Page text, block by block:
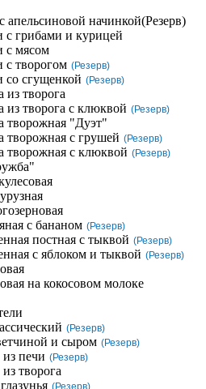
апельсиновой начинкой(Резерв)
с грибами и курицей
с мясом
с творогом (Резерв)
со сгущенкой (Резерв)
из творога
из творога с клюквой (Резерв)
творожная "Дуэт"
творожная с грушей (Резерв)
творожная с клюквой (Резерв)
с бананом (Резерв)
постная с тыквой (Резерв)
с яблоком и тыквой (Резерв)
на кокосовом молоке
(Резерв)
и сыром (Резерв)
печи (Резерв)
творога
(Резерв)